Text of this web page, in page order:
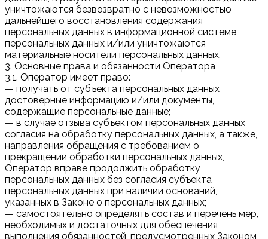
уничтожаются безвозвратно с невозможностью
дальнейшего восстановления содержания
персональных данных в информационной системе
персональных данных и/или уничтожаются
материальные носители персональных данных.
3. Основные права и обязанности Оператора
3.1. Оператор имеет право:
— получать от субъекта персональных данных
достоверные информацию и/или документы,
содержащие персональные данные;
— в случае отзыва субъектом персональных данных
согласия на обработку персональных данных, а также,
направления обращения с требованием о
прекращении обработки персональных данных,
Оператор вправе продолжить обработку
персональных данных без согласия субъекта
персональных данных при наличии оснований,
указанных в Законе о персональных данных;
— самостоятельно определять состав и перечень мер,
необходимых и достаточных для обеспечения
выполнения обязанностей, предусмотренных Законом